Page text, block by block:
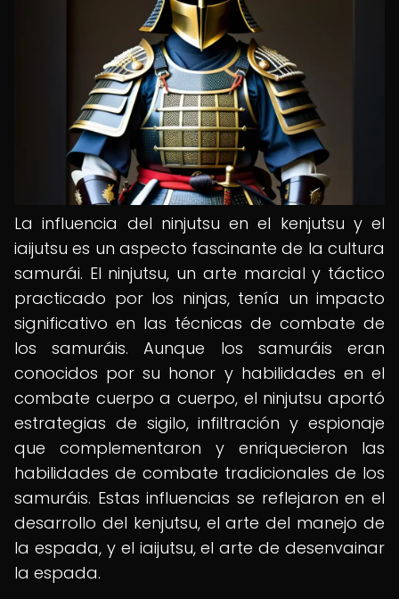
La influencia del ninjutsu en el kenjutsu y el
iaijutsu es un aspecto fascinante de la cultura
samurái. El ninjutsu, un arte marcial y táctico
practicado por los ninjas, tenía un impacto
significativo en las técnicas de combate de
los samuráis. Aunque los samuráis eran
conocidos por su honor y habilidades en el
combate cuerpo a cuerpo, el ninjutsu aportó
estrategias de sigilo, infiltración y espionaje
que complementaron y enriquecieron las
habilidades de combate tradicionales de los
samuráis. Estas influencias se reflejaron en el
desarrollo del kenjutsu, el arte del manejo de
la espada, y el iaijutsu, el arte de desenvainar
la espada.